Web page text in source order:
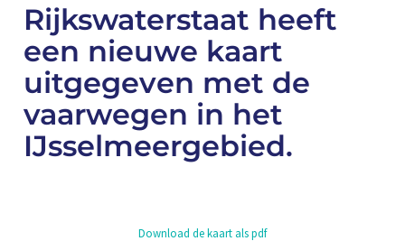
Rijkswaterstaat heeft
een nieuwe kaart
uitgegeven met de
vaarwegen in het
IJsselmeergebied.
Download de kaart als pdf